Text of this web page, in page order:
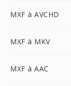
MXF à AVCHD
MXF à MKV
MXF à AAC